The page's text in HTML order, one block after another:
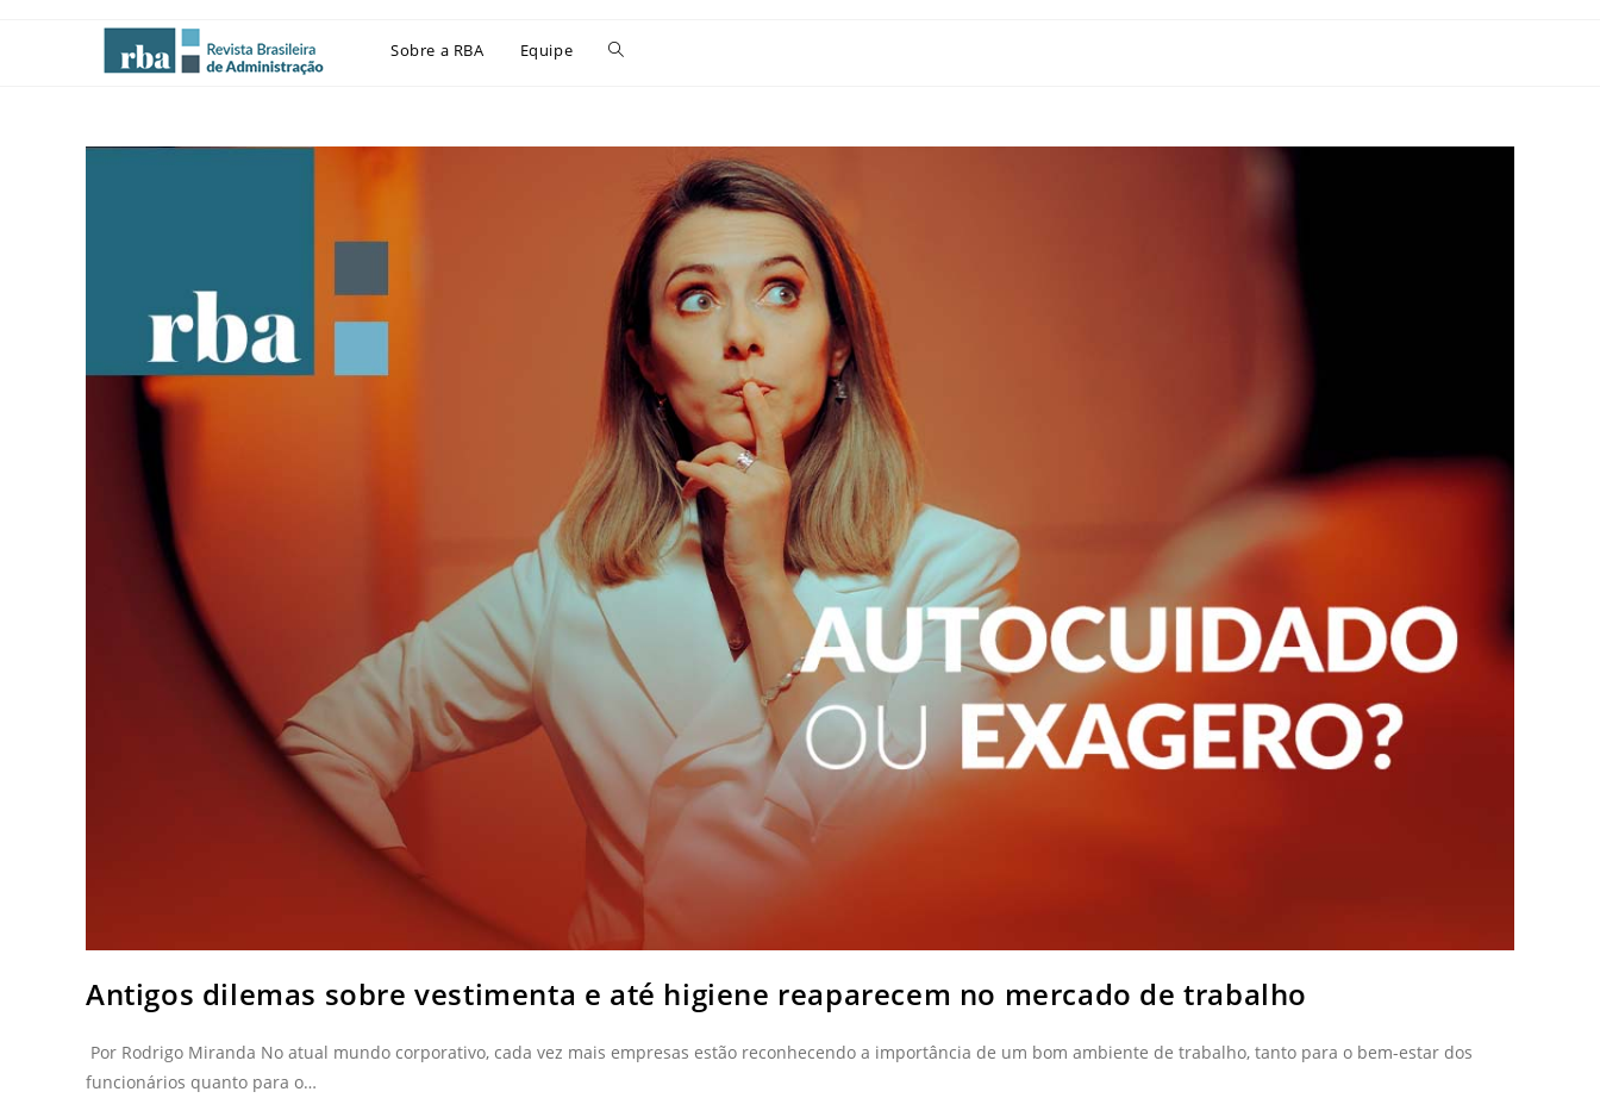
Sobre a RBA Equipe
Antigos dilemas sobre vestimenta e até higiene reaparecem no mercado de trabalho
Por Rodrigo Miranda No atual mundo corporativo, cada vez mais empresas estão reconhecendo a importância de um bom ambiente de trabalho, tanto para o bem-estar dos
funcionários quanto para o…